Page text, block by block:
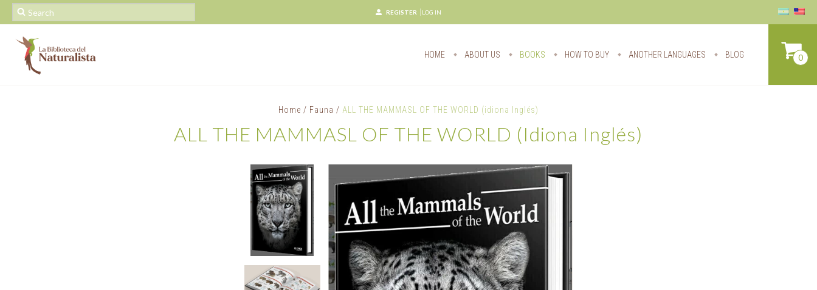
REGISTER LOG IN
HOME ABOUT US BOOKS HOW TO BUY ANOTHER LANGUAGES BLOG 0
Home / Fauna / ALL THE MAMMASL OF THE WORLD (idiona Inglés)
ALL THE MAMMASL OF THE WORLD (idiona Inglés)